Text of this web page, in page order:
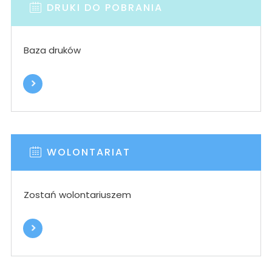
DRUKI DO POBRANIA
Baza druków
WOLONTARIAT
Zostań wolontariuszem